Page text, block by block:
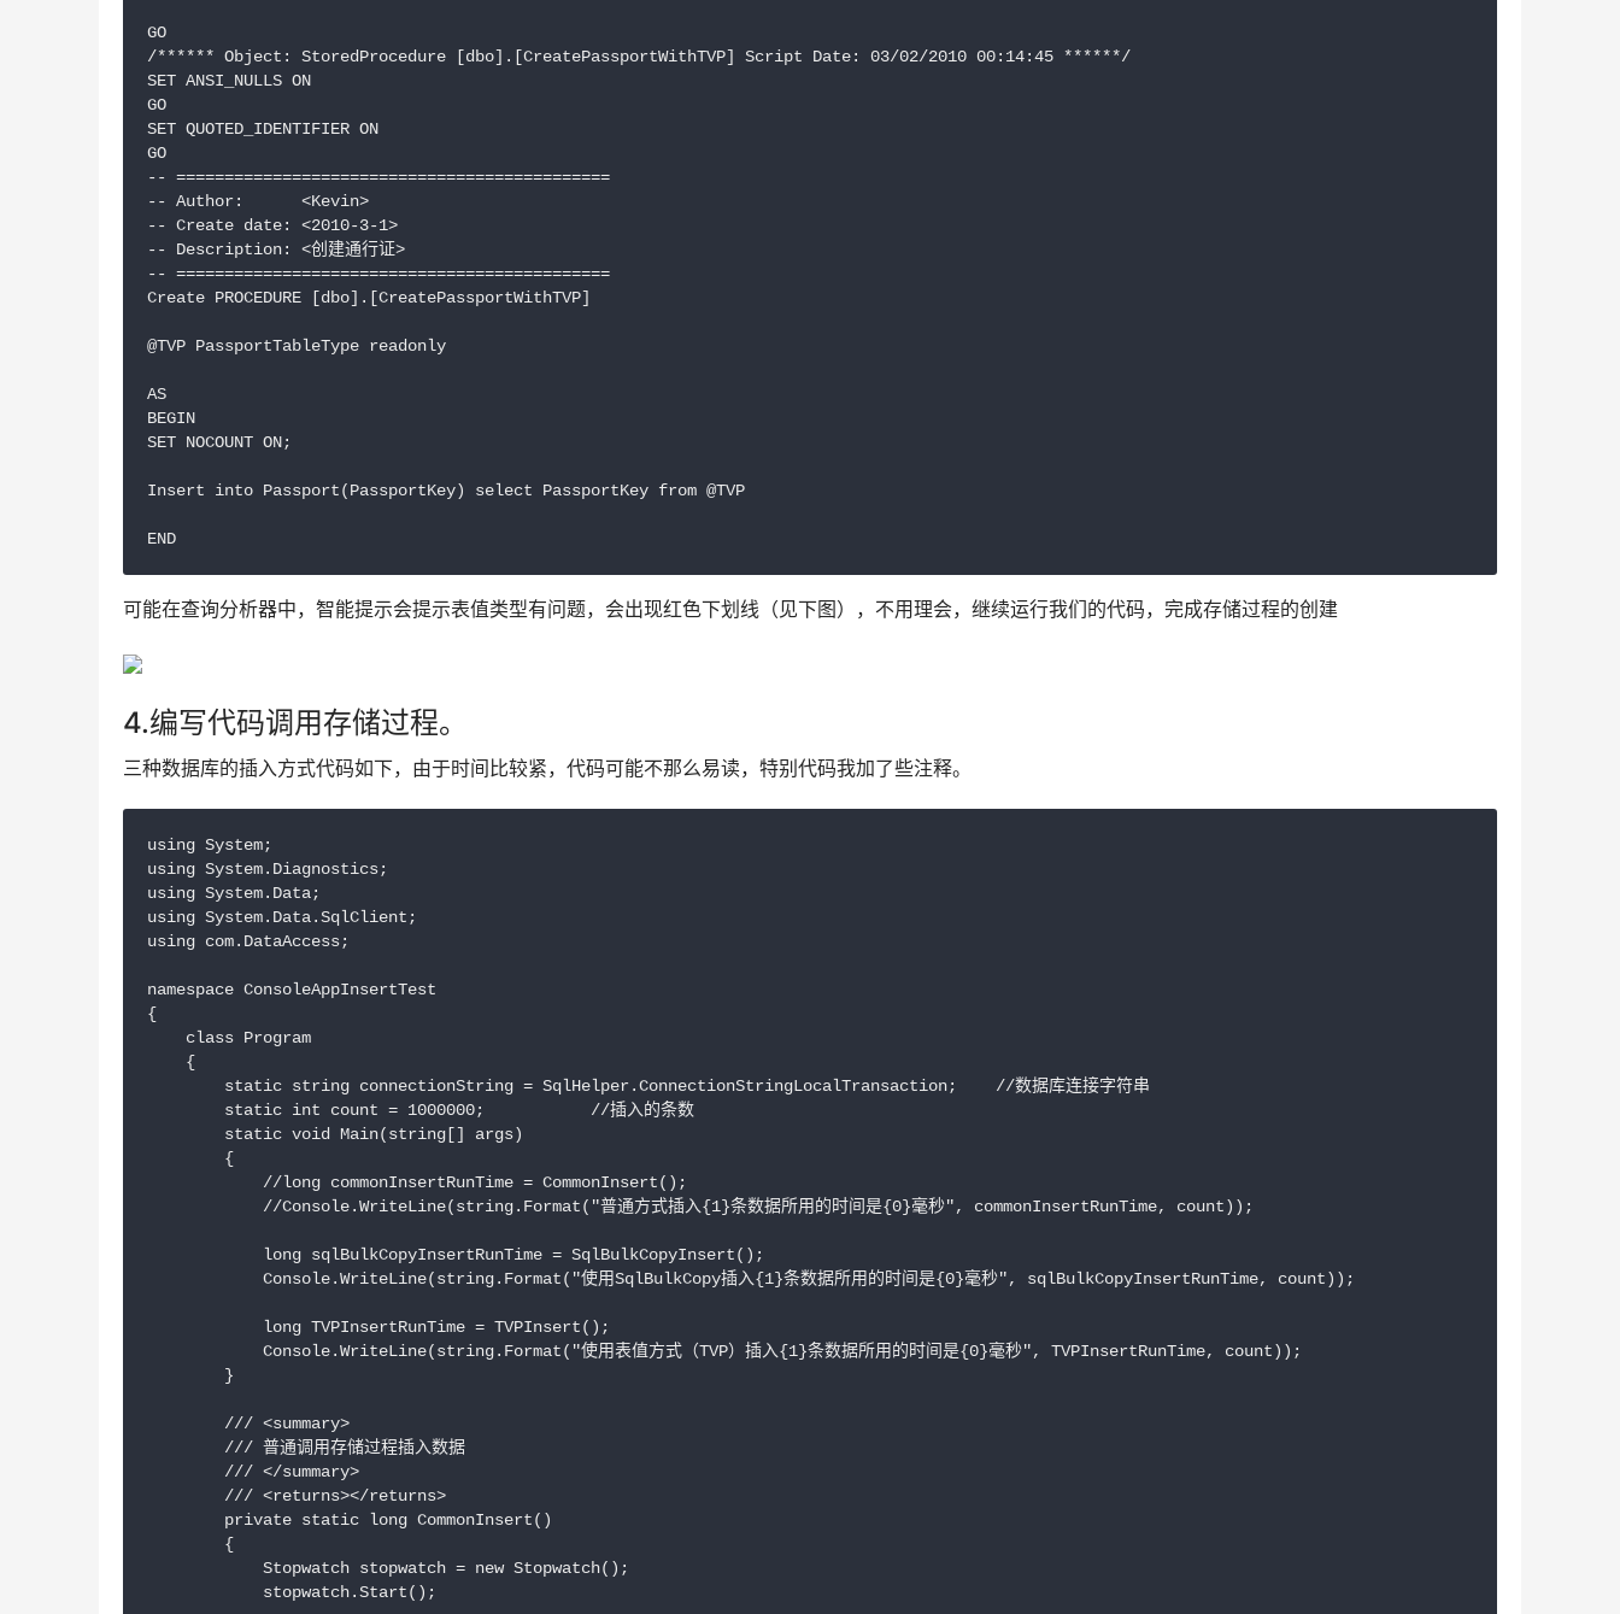
GO
/****** Object: StoredProcedure [dbo].[CreatePassportWithTVP] Script Date: 03/02/2010 00:14:45 ******/
SET ANSI_NULLS ON
GO
SET QUOTED_IDENTIFIER ON
GO
-- =============================================
-- Author:	<Kevin>
-- Create date: <2010-3-1>
-- Description:	<创建通行证>
-- =============================================
Create PROCEDURE [dbo].[CreatePassportWithTVP]
@TVP PassportTableType readonly
AS
BEGIN
SET NOCOUNT ON;
Insert into Passport(PassportKey) select PassportKey from @TVP
END
可能在查询分析器中，智能提示会提示表值类型有问题，会出现红色下划线（见下图），不用理会，继续运行我们的代码，完成存储过程的创建
4.编写代码调用存储过程。
三种数据库的插入方式代码如下，由于时间比较紧，代码可能不那么易读，特别代码我加了些注释。
using System;
using System.Diagnostics;
using System.Data;
using System.Data.SqlClient;
using com.DataAccess;
namespace ConsoleAppInsertTest
{
    class Program
    {
        static string connectionString = SqlHelper.ConnectionStringLocalTransaction;    //数据库连接字符串
        static int count = 1000000;           //插入的条数
        static void Main(string[] args)
        {
            //long commonInsertRunTime = CommonInsert();
            //Console.WriteLine(string.Format("普通方式插入{1}条数据所用的时间是{0}毫秒", commonInsertRunTime, count));
            long sqlBulkCopyInsertRunTime = SqlBulkCopyInsert();
            Console.WriteLine(string.Format("使用SqlBulkCopy插入{1}条数据所用的时间是{0}毫秒", sqlBulkCopyInsertRunTime, count));
            long TVPInsertRunTime = TVPInsert();
            Console.WriteLine(string.Format("使用表值方式（TVP）插入{1}条数据所用的时间是{0}毫秒", TVPInsertRunTime, count));
        }
        /// <summary>
        /// 普通调用存储过程插入数据
        /// </summary>
        /// <returns></returns>
        private static long CommonInsert()
        {
            Stopwatch stopwatch = new Stopwatch();
            stopwatch.Start();